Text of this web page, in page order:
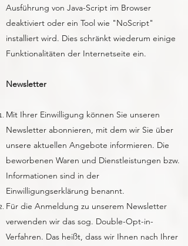
Ausführung von Java-Script im Browser
deaktiviert oder ein Tool wie "NoScript"
installiert wird. Dies schränkt wiederum einige
Funktionalitäten der Internetseite ein.
Newsletter
Mit Ihrer Einwilligung können Sie unseren
Newsletter abonnieren, mit dem wir Sie über
unsere aktuellen Angebote informieren. Die
beworbenen Waren und Dienstleistungen bzw.
Informationen sind in der
Einwilligungserklärung benannt.
Für die Anmeldung zu unserem Newsletter
verwenden wir das sog. Double-Opt-in-
Verfahren. Das heißt, dass wir Ihnen nach Ihrer